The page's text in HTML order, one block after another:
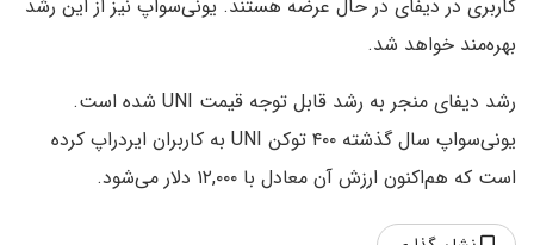
کاربری در دیفای در حال عرضه هستند. یونی‌سواپ نیز از این رشد
بهره‌مند خواهد شد.
رشد دیفای منجر به رشد قابل توجه قیمت UNI شده است.
یونی‌سواپ سال گذشته ۴۰۰ توکن UNI به کاربران ایردراپ کرده
است که هم‌اکنون ارزش آن معادل با ۱۲,۰۰۰ دلار می‌شود.